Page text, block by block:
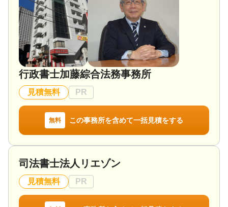
対応地域
加須市を中心に、周辺地域にはどこでも対応してお
ります。
対応業務
遺言書 / 遺産分割 / 相続財産調査 / 成年後見 / 相続手
続き / 銀行手続き / 戸籍収集 / 相続人調査
対応体制
電話相談可 / 訪問可 / 女性スタッフ対応可 / 土日相談
可 / 初回相談無料 / 18時以降相談可 / オンライン面談
可 / 事務所面談可
行政書士加藤綜合法務事務所
見積無料 PR
無料 この事務所を含めて一括見積をする
司法書士法人リエゾン
見積無料 PR